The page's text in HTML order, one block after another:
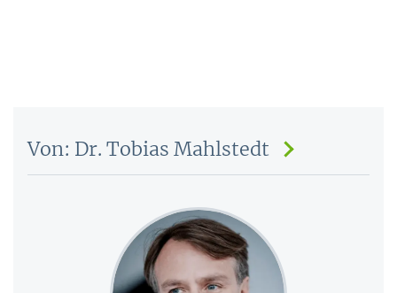
Von: Dr. Tobias Mahlstedt